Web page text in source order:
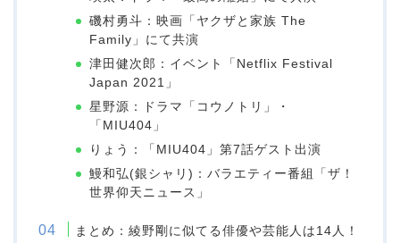
磯村勇斗：映画「ヤクザと家族 The
Family」にて共演
津田健次郎：イベント「Netflix Festival
Japan 2021」
星野源：ドラマ「コウノトリ」・
「MIU404」
りょう：「MIU404」第7話ゲスト出演
鰻和弘(銀シャリ)：バラエティー番組「ザ！
世界仰天ニュース」
まとめ：綾野剛に似てる俳優や芸能人は14人！